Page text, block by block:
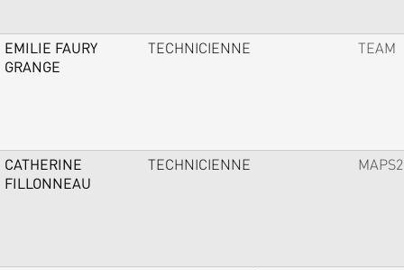
EMILIE FAURY
GRANGE
TECHNICIENNE TEAM
CATHERINE
FILLONNEAU
TECHNICIENNE MAPS2